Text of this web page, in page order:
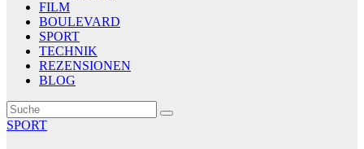
FILM
BOULEVARD
SPORT
TECHNIK
REZENSIONEN
BLOG
SPORT